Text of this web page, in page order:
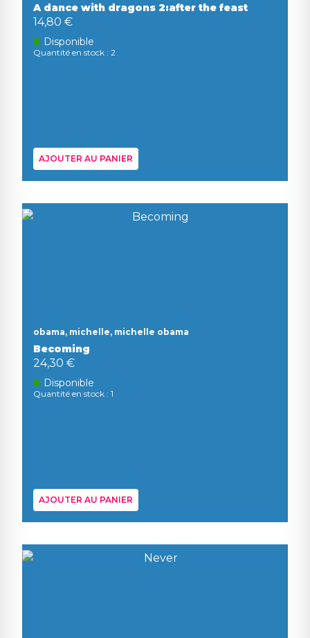
A dance with dragons 2:after the feast
14,80 €
Disponible
Quantité en stock : 2
AJOUTER AU PANIER
obama, michelle, michelle obama
Becoming
24,30 €
Disponible
Quantité en stock : 1
AJOUTER AU PANIER